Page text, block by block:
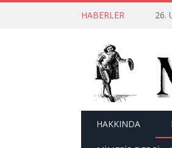
HABERLER 26.
HAKKINDA